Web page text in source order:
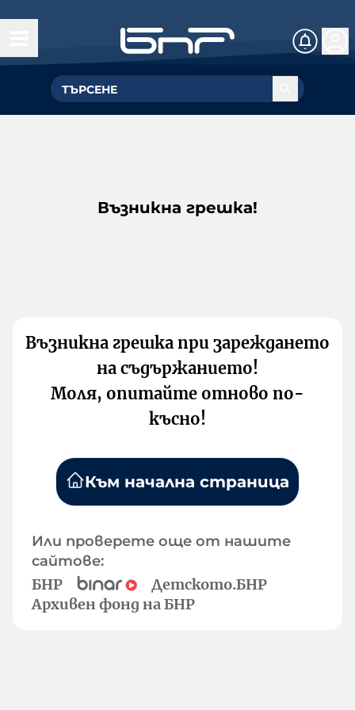
Възникна грешка!
Възникна грешка при зареждането
на съдържанието!
Моля, опитайте отново по-
късно!
Към начална страница
Или проверете още от нашите
сайтове:
БНР
Детското.БНР
Архивен фонд на БНР